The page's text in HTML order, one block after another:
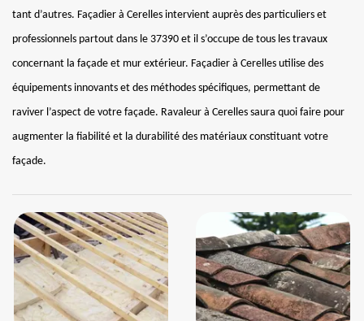
tant d’autres. Façadier à Cerelles intervient auprès des particuliers et
professionnels partout dans le 37390 et il s’occupe de tous les travaux
concernant la façade et mur extérieur. Façadier à Cerelles utilise des
équipements innovants et des méthodes spécifiques, permettant de
raviver l’aspect de votre façade. Ravaleur à Cerelles saura quoi faire pour
augmenter la fiabilité et la durabilité des matériaux constituant votre
façade.